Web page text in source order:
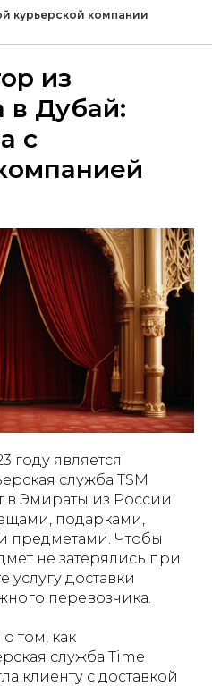
курьерской компании
из
в Дубай:
с
году является
служба TSM
в Эмираты из России
подарками,
предметами. Чтобы
не затерялись при
услугу доставки
перевозчика.
том, как
служба Time
клиенту с доставкой